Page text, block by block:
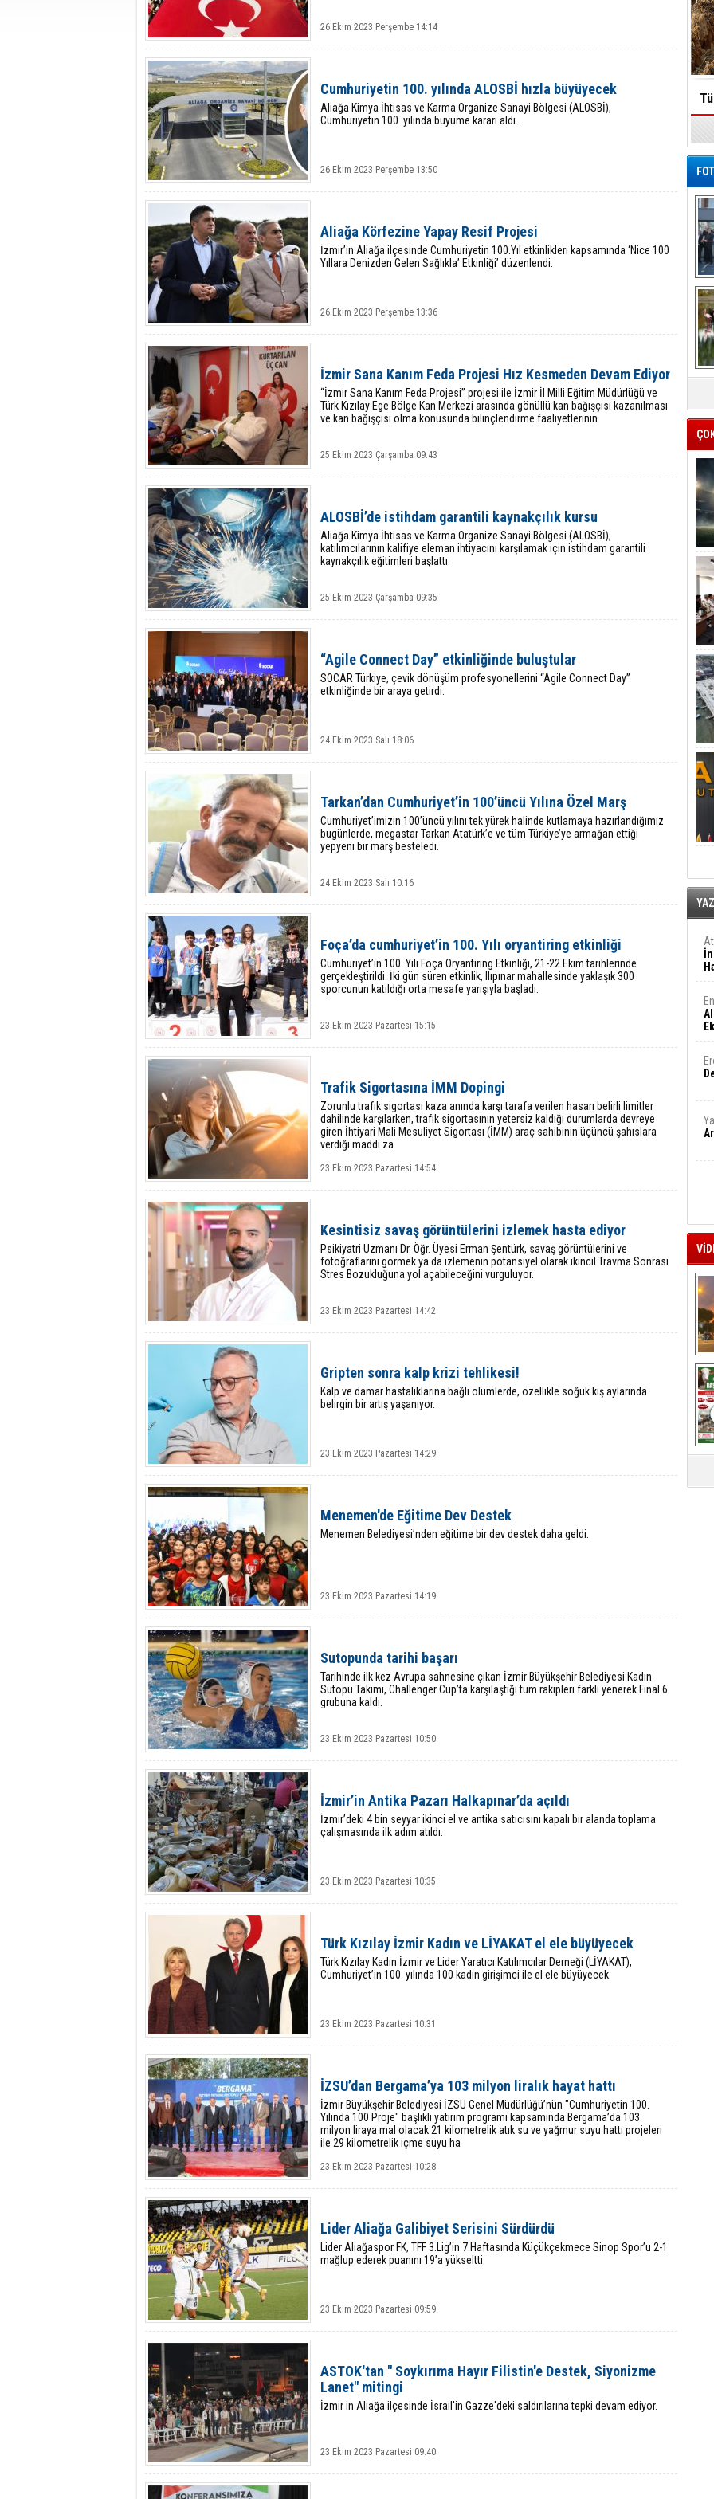
26 Ekim 2023 Perşembe 14:14
Cumhuriyetin 100. yılında ALOSBİ hızla büyüyecek
Aliağa Kimya İhtisas ve Karma Organize Sanayi Bölgesi (ALOSBİ),
Cumhuriyetin 100. yılında büyüme kararı aldı.
26 Ekim 2023 Perşembe 13:50
Aliağa Körfezine Yapay Resif Projesi
İzmir’in Aliağa ilçesinde Cumhuriyetin 100.Yıl etkinlikleri kapsamında ‘Nice 100
Yıllara Denizden Gelen Sağlıkla’ Etkinliği’ düzenlendi.
26 Ekim 2023 Perşembe 13:36
İzmir Sana Kanım Feda Projesi Hız Kesmeden Devam Ediyor
“İzmir Sana Kanım Feda Projesi” projesi ile İzmir İl Milli Eğitim Müdürlüğü ve
Türk Kızılay Ege Bölge Kan Merkezi arasında gönüllü kan bağışçısı kazanılması
ve kan bağışçısı olma konusunda bilinçlendirme faaliyetlerinin
25 Ekim 2023 Çarşamba 09:43
ALOSBİ’de istihdam garantili kaynakçılık kursu
Aliağa Kimya İhtisas ve Karma Organize Sanayi Bölgesi (ALOSBİ),
katılımcılarının kalifiye eleman ihtiyacını karşılamak için istihdam garantili
kaynakçılık eğitimleri başlattı.
25 Ekim 2023 Çarşamba 09:35
“Agile Connect Day” etkinliğinde buluştular
SOCAR Türkiye, çevik dönüşüm profesyonellerini “Agile Connect Day”
etkinliğinde bir araya getirdi.
24 Ekim 2023 Salı 18:06
Tarkan’dan Cumhuriyet’in 100’üncü Yılına Özel Marş
Cumhuriyet’imizin 100’üncü yılını tek yürek halinde kutlamaya hazırlandığımız
bugünlerde, megastar Tarkan Atatürk’e ve tüm Türkiye’ye armağan ettiği
yepyeni bir marş besteledi.
24 Ekim 2023 Salı 10:16
Foça’da cumhuriyet’in 100. Yılı oryantiring etkinliği
Cumhuriyet’in 100. Yılı Foça Oryantiring Etkinliği, 21-22 Ekim tarihlerinde
gerçekleştirildi. İki gün süren etkinlik, Ilıpınar mahallesinde yaklaşık 300
sporcunun katıldığı orta mesafe yarışıyla başladı.
23 Ekim 2023 Pazartesi 15:15
Trafik Sigortasına İMM Dopingi
Zorunlu trafik sigortası kaza anında karşı tarafa verilen hasarı belirli limitler
dahilinde karşılarken, trafik sigortasının yetersiz kaldığı durumlarda devreye
giren İhtiyari Mali Mesuliyet Sigortası (İMM) araç sahibinin üçüncü şahıslara
verdiği maddi za
23 Ekim 2023 Pazartesi 14:54
Kesintisiz savaş görüntülerini izlemek hasta ediyor
Psikiyatri Uzmanı Dr. Öğr. Üyesi Erman Şentürk, savaş görüntülerini ve
fotoğraflarını görmek ya da izlemenin potansiyel olarak ikincil Travma Sonrası
Stres Bozukluğuna yol açabileceğini vurguluyor.
23 Ekim 2023 Pazartesi 14:42
Gripten sonra kalp krizi tehlikesi!
Kalp ve damar hastalıklarına bağlı ölümlerde, özellikle soğuk kış aylarında
belirgin bir artış yaşanıyor.
23 Ekim 2023 Pazartesi 14:29
Menemen'de Eğitime Dev Destek
Menemen Belediyesi’nden eğitime bir dev destek daha geldi.
23 Ekim 2023 Pazartesi 14:19
Sutopunda tarihi başarı
Tarihinde ilk kez Avrupa sahnesine çıkan İzmir Büyükşehir Belediyesi Kadın
Sutopu Takımı, Challenger Cup’ta karşılaştığı tüm rakipleri farklı yenerek Final 6
grubuna kaldı.
23 Ekim 2023 Pazartesi 10:50
İzmir’in Antika Pazarı Halkapınar’da açıldı
İzmir’deki 4 bin seyyar ikinci el ve antika satıcısını kapalı bir alanda toplama
çalışmasında ilk adım atıldı.
23 Ekim 2023 Pazartesi 10:35
Türk Kızılay İzmir Kadın ve LİYAKAT el ele büyüyecek
Türk Kızılay Kadın İzmir ve Lider Yaratıcı Katılımcılar Derneği (LİYAKAT),
Cumhuriyet’in 100. yılında 100 kadın girişimci ile el ele büyüyecek.
23 Ekim 2023 Pazartesi 10:31
İZSU’dan Bergama’ya 103 milyon liralık hayat hattı
İzmir Büyükşehir Belediyesi İZSU Genel Müdürlüğü’nün "Cumhuriyetin 100.
Yılında 100 Proje" başlıklı yatırım programı kapsamında Bergama’da 103
milyon liraya mal olacak 21 kilometrelik atık su ve yağmur suyu hattı projeleri
ile 29 kilometrelik içme suyu ha
23 Ekim 2023 Pazartesi 10:28
Lider Aliağa Galibiyet Serisini Sürdürdü
Lider Aliağaspor FK, TFF 3.Lig’in 7.Haftasında Küçükçekmece Sinop Spor’u 2-1
mağlup ederek puanını 19’a yükseltti.
23 Ekim 2023 Pazartesi 09:59
ASTOK'tan " Soykırıma Hayır Filistin'e Destek, Siyonizme
Lanet" mitingi
İzmir in Aliağa ilçesinde İsrail'in Gazze'deki saldırılarına tepki devam ediyor.
23 Ekim 2023 Pazartesi 09:40